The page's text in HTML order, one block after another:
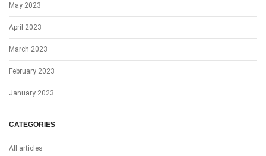
May 2023
April 2023
March 2023
February 2023
January 2023
CATEGORIES
All articles